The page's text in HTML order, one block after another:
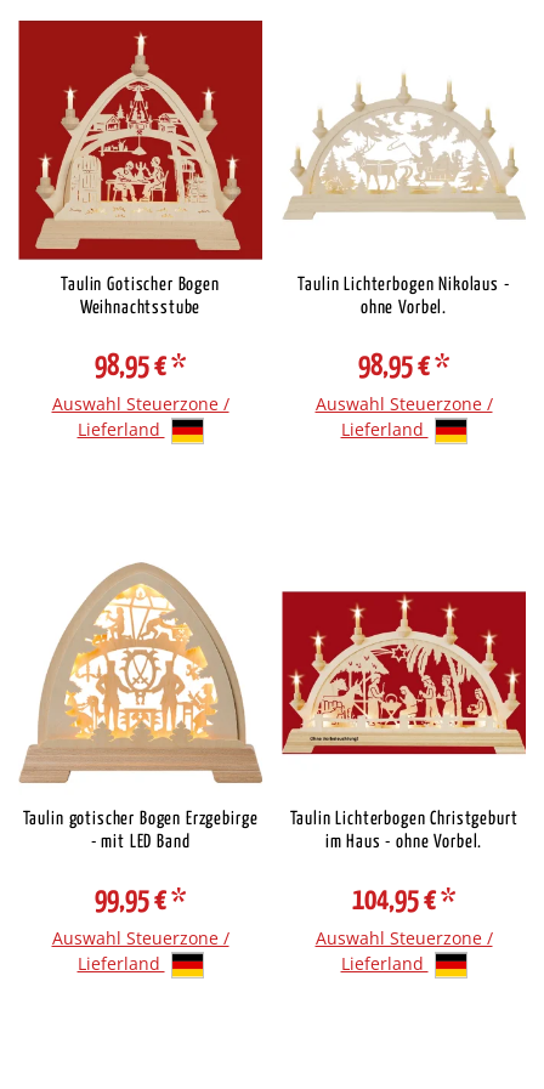
Taulin Gotischer Bogen
Weihnachtsstube
98,95 €*
Auswahl Steuerzone /
Lieferland
Taulin Lichterbogen Nikolaus -
ohne Vorbel.
98,95 €*
Auswahl Steuerzone /
Lieferland
Taulin gotischer Bogen Erzgebirge
- mit LED Band
99,95 €*
Auswahl Steuerzone /
Lieferland
Taulin Lichterbogen Christgeburt
im Haus - ohne Vorbel.
104,95 €*
Auswahl Steuerzone /
Lieferland